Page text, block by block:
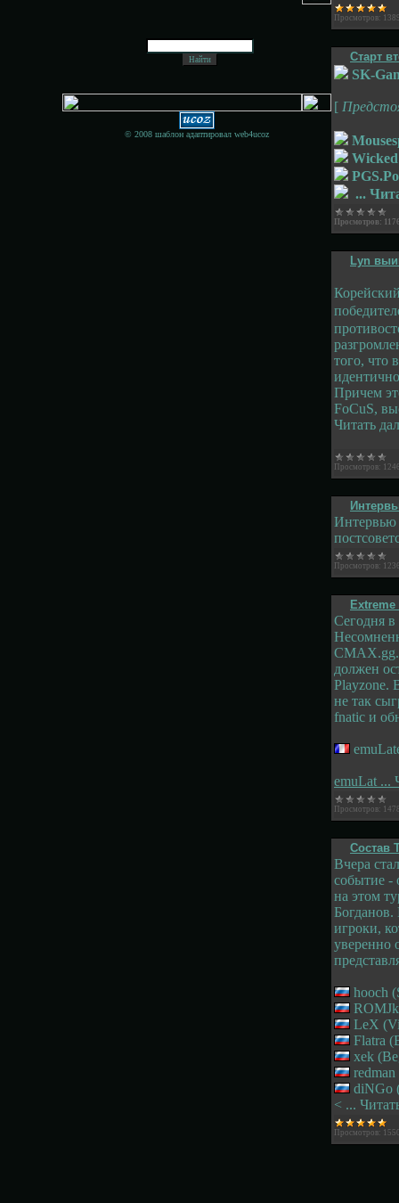
© 2008 шаблон адаптировал web4ucoz
Просмотров:
Старт
SK-
[
...
Просмотров:
Lyn
того, что
Причем
FoCuS,
Читать
Просмотров:
Интервью
Просмотров:
Сегодня
CMAX.gg.
должен
Playzone.
не так
fnatic и
emuLat ...
Просмотров:
Состав
Вчера
событие -
на этом
Богданов.
игроки,
уверенно
hooch
LeX
Flatra
xek
diNGo
< ...
Просмотров: